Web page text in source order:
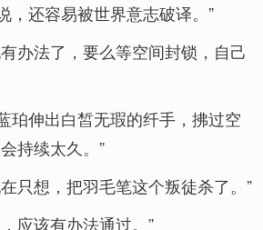
，还容易被世界意志破译。”
办法了，要么等空间封锁，自己
珀伸出白皙无瑕的纤手，拂过空
持续太久。”
只想，把羽毛笔这个叛徒杀了。”
应该有办法通过。”